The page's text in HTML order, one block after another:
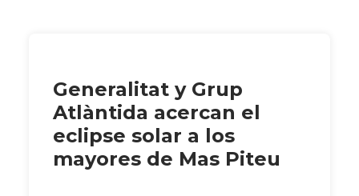
Generalitat y Grup
Atlàntida acercan el
eclipse solar a los
mayores de Mas Piteu